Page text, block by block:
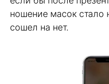
ношение масок стало
сошел на нет.